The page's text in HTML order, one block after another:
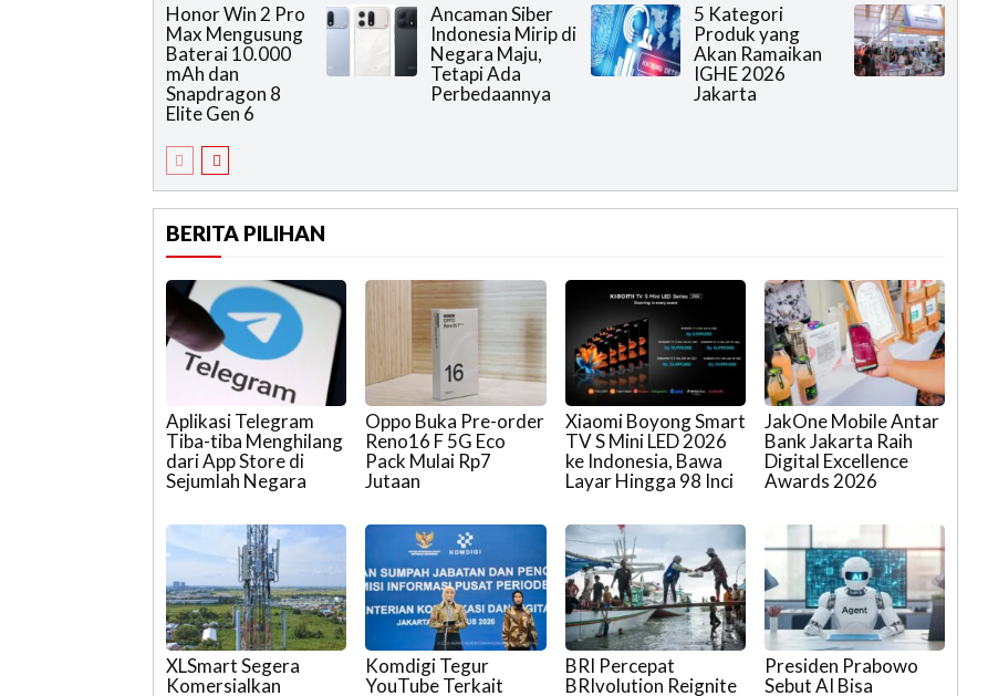
Honor Win 2 Pro
Max Mengusung
Baterai 10.000
mAh dan
Snapdragon 8
Elite Gen 6
Ancaman Siber
Indonesia Mirip di
Negara Maju,
Tetapi Ada
Perbedaannya
5 Kategori
Produk yang
Akan Ramaikan
IGHE 2026
Jakarta
BERITA PILIHAN
Aplikasi Telegram
Tiba-tiba Menghilang
dari App Store di
Sejumlah Negara
Oppo Buka Pre-order
Reno16 F 5G Eco
Pack Mulai Rp7
Jutaan
Xiaomi Boyong Smart
TV S Mini LED 2026
ke Indonesia, Bawa
Layar Hingga 98 Inci
JakOne Mobile Antar
Bank Jakarta Raih
Digital Excellence
Awards 2026
XLSmart Segera
Komersialkan
Komdigi Tegur
YouTube Terkait
BRI Percepat
BRIvolution Reignite
Presiden Prabowo
Sebut AI Bisa